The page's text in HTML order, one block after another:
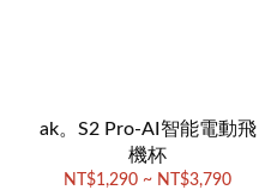
ak。S2 Pro-AI智能電動飛
機杯
NT$1,290 ~ NT$3,790